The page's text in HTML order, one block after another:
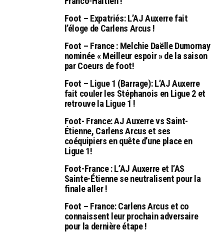
Foot – Expatriés: L’AJ Auxerre fait
l’éloge de Carlens Arcus !
Foot – France : Melchie Daëlle Dumornay
nominée « Meilleur espoir » de la saison
par Coeurs de foot!
Foot – Ligue 1 (Barrage): L’AJ Auxerre
fait couler les Stéphanois en Ligue 2 et
retrouve la Ligue 1 !
Foot- France: AJ Auxerre vs Saint-
Étienne, Carlens Arcus et ses
coéquipiers en quête d’une place en
Ligue 1!
Foot-France : L’AJ Auxerre et l’AS
Sainte-Étienne se neutralisent pour la
finale aller !
Foot – France: Carlens Arcus et co
connaissent leur prochain adversaire
pour la dernière étape !